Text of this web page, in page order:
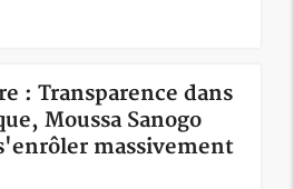
: Transparence dans
Moussa Sanogo
massivement